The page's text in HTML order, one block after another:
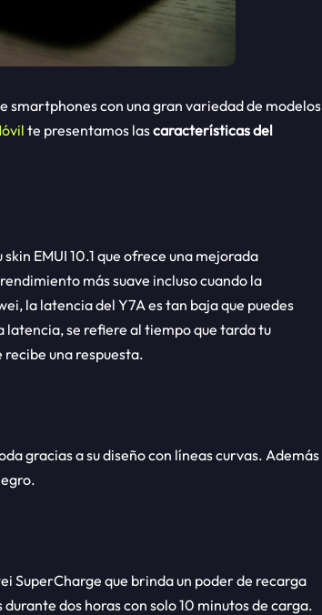
smartphones con una gran variedad de modelos
te presentamos lascaracterísticas del
EMUI 10.1 que ofrece una mejorada
más suave incluso cuando la
la latencia del Y7A es tan baja que puedes
latencia, se refiere al tiempo que tarda tu
una respuesta.
gracias a su diseño con líneas curvas. Además
SuperCharge que brinda un poder de recarga
dos horas con solo 10 minutos de carga.